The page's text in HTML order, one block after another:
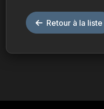
Retour à la liste